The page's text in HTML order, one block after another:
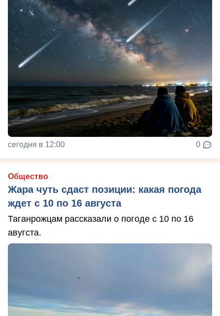
сегодня в 12:00 0
Общество
Жара чуть сдаст позиции: какая погода
ждет с 10 по 16 августа
Таганрожцам рассказали о погоде с 10 по 16
авугста.